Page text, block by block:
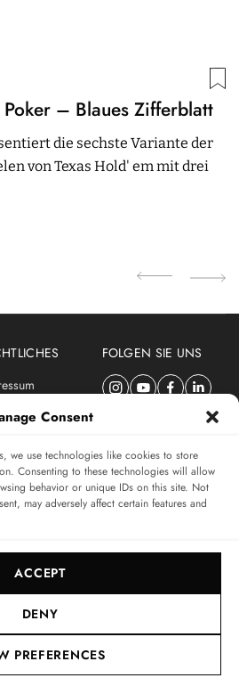
Consent
we use technologies like cookies to store
Consenting to these technologies will allow
behavior or unique IDs on this site. Not
may adversely affect certain features and
ACCEPT
DENY
PREFERENCES
– Blaues Zifferblatt
die sechste Variante der
von Texas Hold' em mit drei
FOLGEN SIE UNS
NEWSLETTER
für Uhren-Connaisseurs
SUBSCRIBE
GMBH